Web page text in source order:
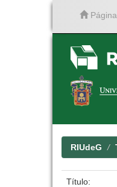
RIUdeG
Título: